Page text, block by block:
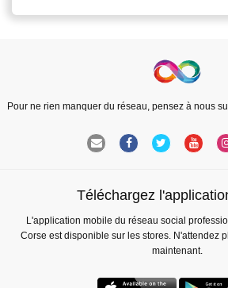
Pour ne rien manquer du réseau, pensez à nous
Téléchargez
L'application mobile du réseau social
Corse est disponible sur les stores. N'attendez
maintenant.